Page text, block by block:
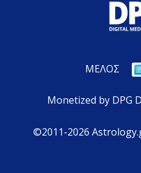
ΜΕΛΟΣ
Monetized by DPG
©2011-2026